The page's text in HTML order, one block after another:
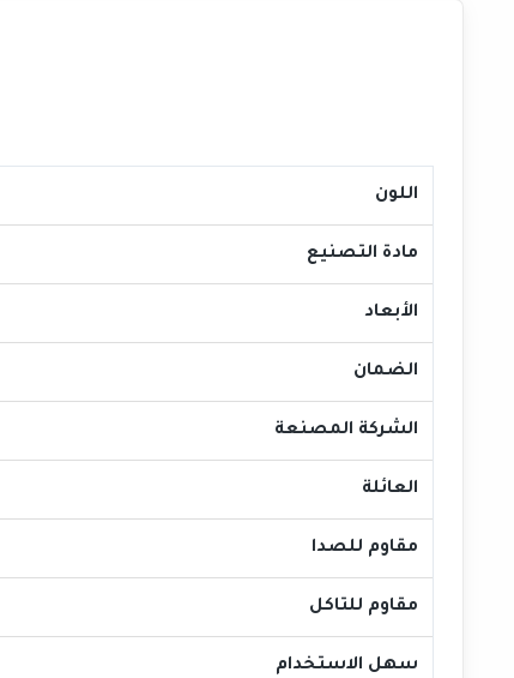
اللون
مادة التصنيع
الأبعاد
الضمان
الشركة المصنعة
العائلة
مقاوم للصدا
مقاوم للتاكل
سهل الاستخدام